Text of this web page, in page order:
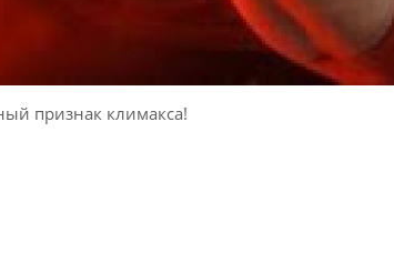
признак климакса!